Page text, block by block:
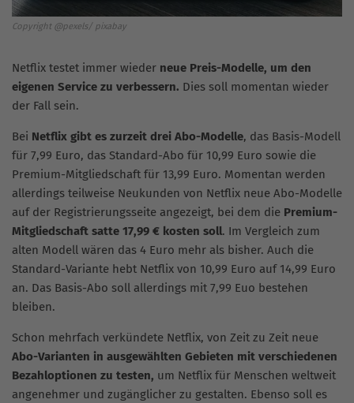
Copyright @pexels/ pixabay
Netflix testet immer wieder neue Preis-Modelle, um den
eigenen Service zu verbessern. Dies soll momentan wieder
der Fall sein.
Bei Netflix gibt es zurzeit drei Abo-Modelle, das Basis-Modell
für 7,99 Euro, das Standard-Abo für 10,99 Euro sowie die
Premium-Mitgliedschaft für 13,99 Euro. Momentan werden
allerdings teilweise Neukunden von Netflix neue Abo-Modelle
auf der Registrierungsseite angezeigt, bei dem die Premium-
Mitgliedschaft satte 17,99 € kosten soll. Im Vergleich zum
alten Modell wären das 4 Euro mehr als bisher. Auch die
Standard-Variante hebt Netflix von 10,99 Euro auf 14,99 Euro
an. Das Basis-Abo soll allerdings mit 7,99 Euo bestehen
bleiben.
Schon mehrfach verkündete Netflix, von Zeit zu Zeit neue
Abo-Varianten in ausgewählten Gebieten mit verschiedenen
Bezahloptionen zu testen, um Netflix für Menschen weltweit
angenehmer und zugänglicher zu gestalten. Ebenso soll es